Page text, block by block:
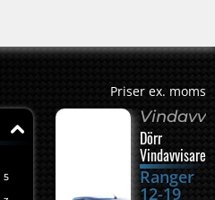
Priser ex. moms
5
Dörr
Vindavvisare
Ranger
12-19